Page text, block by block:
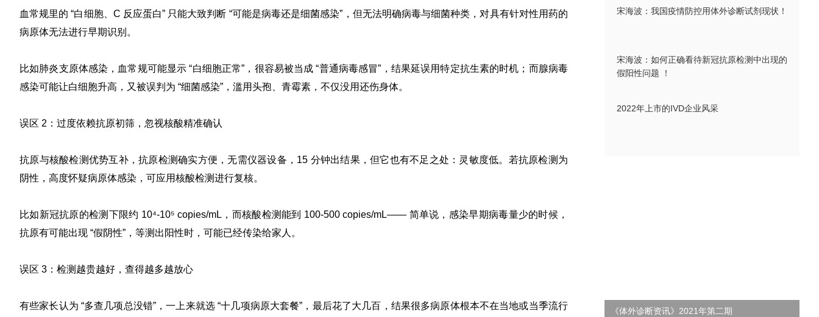
血常规里的 “白细胞、C 反应蛋白” 只能大致判断 “可能是病毒还是细菌感染”， 但无法明确病毒与细菌种类，对具有针对性用药的
病原体无法进行早期识别 。
比如肺炎支原体感染，血常规可能显示 “白细胞正常”，很容易被当成 “普通病毒感冒”，结果延误用特定抗生素的时机；而腺病毒
感染可能让白细胞升高，又被误判为 “细菌感染”，滥用头孢、青霉素，不仅没用还伤身体。
误区 2：过度依赖抗原初筛，忽视核酸精准确认
抗原与核酸检测优势互补，抗原检测确实方便，无需仪器设备，15 分钟出结果，但它也有不足之处：灵敏度低。 若抗原检测为
阴性，高度怀疑病原体感染，可应用核酸检测进行复核。
比如新冠抗原的检测下限约 10⁴-10⁵ copies/mL，而核酸检测能到 100-500 copies/mL—— 简单说，感染早期病毒量少的时候，
抗原有可能出现 “假阴性”，等测出阳性时，可能已经传染给家人。
误区 3：检测越贵越好，查得越多越放心
有些家长认为 “多查几项总没错”，一上来就选 “十几项病原大套餐”，最后花了大几百，结果很多病原体根本不在当地或当季流行
宋海波：我国疫情防控用体外诊断试剂现状！
宋海波：如何正确看待新冠抗原检测中出现的
假阳性问题 ！
2022年上市的IVD企业风采
《体外诊断资讯》2021年第二期